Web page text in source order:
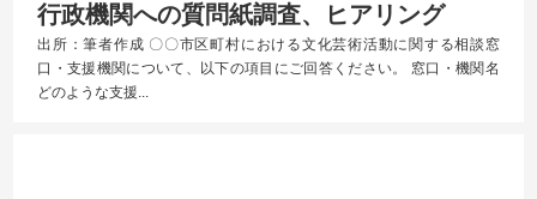
行政機関への質問紙調査、ヒアリング
出所：筆者作成 〇〇市区町村における文化芸術活動に関する相談窓
口・支援機関について、以下の項目にご回答ください。 窓口・機関名
どのような支援...